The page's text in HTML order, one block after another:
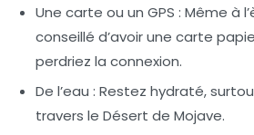
Une carte ou un GPS : Même à
conseillé d’avoir une carte
perdriez la connexion.
De l’eau : Restez hydraté,
travers le Désert de Mojave.